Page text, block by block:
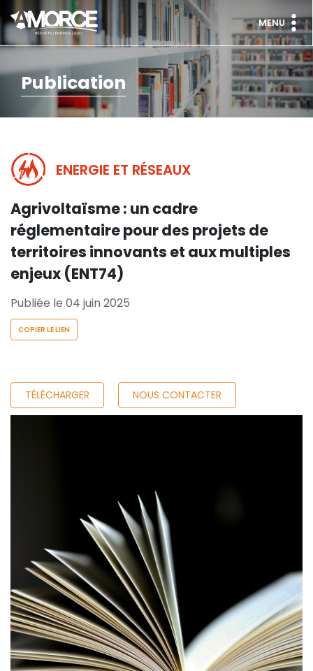
MENU
Publication
ENERGIE ET RÉSEAUX
Agrivoltaïsme : un cadre
réglementaire pour des projets de
territoires innovants et aux multiples
enjeux (ENT74)
Publiée le 04 juin 2025
COPIER LE LIEN
TÉLÉCHARGER NOUS CONTACTER